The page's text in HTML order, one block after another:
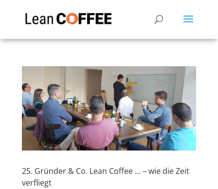
25. Gründer & Co. Lean Coffee … – wie die Zeit
verfliegt